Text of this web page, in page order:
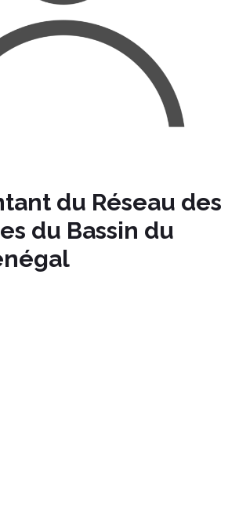
Monsieur Babacar Ba
Expert en Questions énergétiques